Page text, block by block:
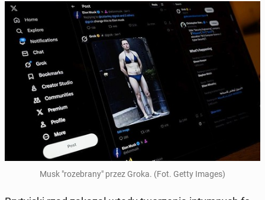
Musk "roze­brany" przez Groka. (Fot. Getty Images)